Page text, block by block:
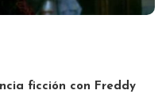
ficción con Freddy